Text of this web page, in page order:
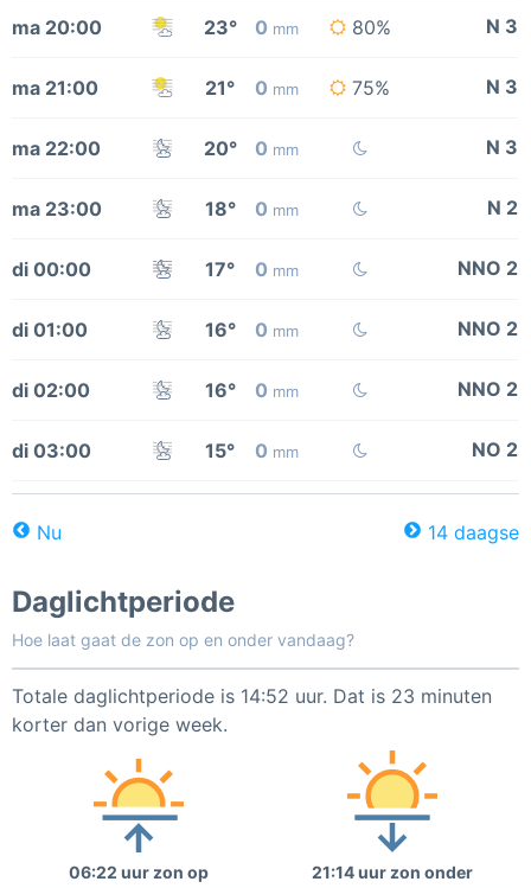
ma 20:00 23° 0 mm 80% N 3
ma 21:00 21° 0 mm 75% N 3
ma 22:00 20° 0 mm N 3
ma 23:00 18° 0 mm N 2
di 00:00 17° 0 mm NNO 2
di 01:00 16° 0 mm NNO 2
di 02:00 16° 0 mm NNO 2
di 03:00 15° 0 mm NO 2
Nu 14 daagse
Daglichtperiode
Hoe laat gaat de zon op en onder vandaag?
Totale daglichtperiode is 14:52 uur. Dat is 23 minuten
korter dan vorige week.
06:22 uur zon op 21:14 uur zon onder